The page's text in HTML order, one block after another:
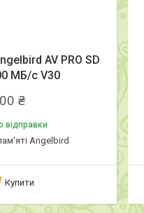
AV PRO SD
МБ/с V30
₴
відправки
Angelbird
Купити